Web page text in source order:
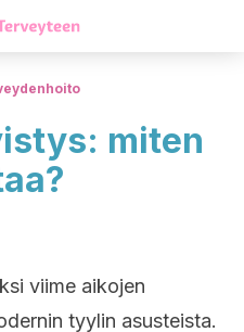
miten
viime aikojen
tyylin asusteista.